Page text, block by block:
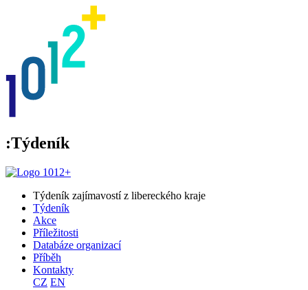
:Týdeník
Týdeník zajímavostí z libereckého kraje
Týdeník
Akce
Příležitosti
Databáze organizací
Příběh
Kontakty
CZ EN